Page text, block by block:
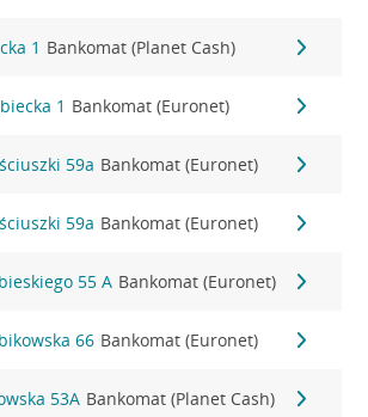
1 Bankomat (Planet Cash)
1 Bankomat (Euronet)
59a Bankomat (Euronet)
59a Bankomat (Euronet)
55 A Bankomat (Euronet)
66 Bankomat (Euronet)
53A Bankomat (Planet Cash)